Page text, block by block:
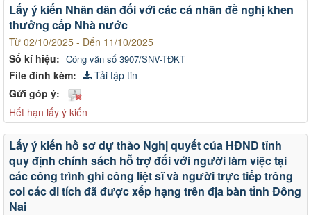
Số kí hiệu: Công văn số 3907/SNV-TĐKT
Lấy ý kiến Nhân dân đối với các cá nhân đề nghị khen
thưởng cấp Nhà nước
Từ 02/10/2025 - Đến 11/10/2025
File đính kèm:
Tải tập tin
Gửi góp ý:
Hết hạn lấy ý kiến
Lấy ý kiến hồ sơ dự thảo Nghị quyết của HĐND tỉnh
quy định chính sách hỗ trợ đối với người làm việc tại
các công trình ghi công liệt sĩ và người trực tiếp trông
coi các di tích đã được xếp hạng trên địa bàn tỉnh Đồng
Nai